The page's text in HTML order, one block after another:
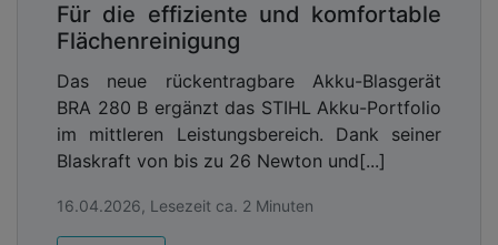
Für die effiziente und komfortable
Flächenreinigung
Das neue rückentragbare Akku-Blasgerät
BRA 280 B ergänzt das STIHL Akku-Portfolio
im mittleren Leistungsbereich. Dank seiner
Blaskraft von bis zu 26 Newton und[...]
16.04.2026, Lesezeit ca. 2 Minuten